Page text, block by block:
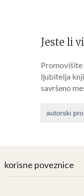
Jeste li
Promovišite
ljubitelja
savršeno
autorski
korisne poveznice